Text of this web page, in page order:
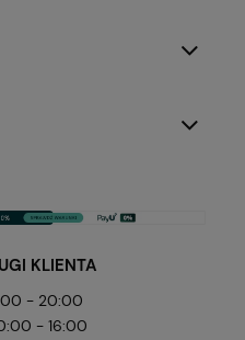
KLIENTA
- 20:00
- 16:00